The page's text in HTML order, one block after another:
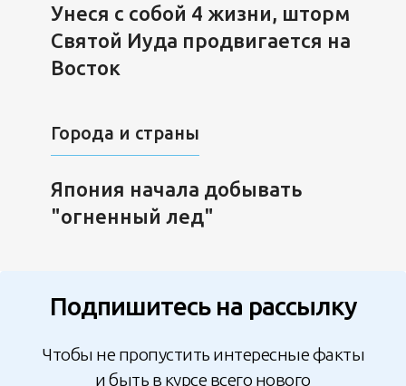
Унеся с собой 4 жизни, шторм
Святой Иуда продвигается на
Восток
Города и страны
Япония начала добывать
"огненный лед"
Подпишитесь на рассылку
Чтобы не пропустить интересные факты
и быть в курсе всего нового